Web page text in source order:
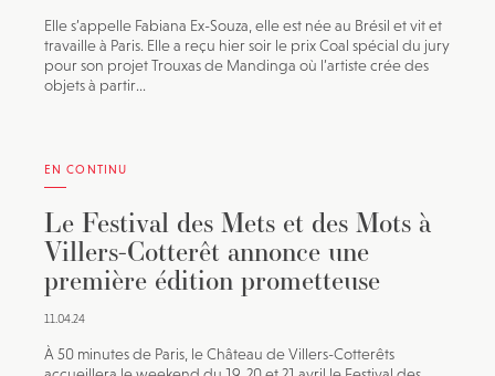
Elle s’appelle Fabiana Ex-Souza, elle est née au Brésil et vit et
travaille à Paris. Elle a reçu hier soir le prix Coal spécial du jury
pour son projet Trouxas de Mandinga où l’artiste crée des
objets à partir...
EN CONTINU
Le Festival des Mets et des Mots à
Villers-Cotterêt annonce une
première édition prometteuse
11.04.24
À 50 minutes de Paris, le Château de Villers-Cotterêts